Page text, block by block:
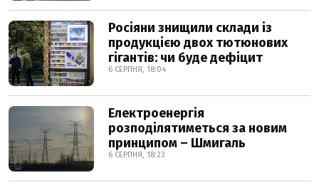
Росіяни знищили склади із
продукцією двох тютюнових
гігантів: чи буде дефіцит
6 СЕРПНЯ, 18:04
Електроенергія
розподілятиметься за новим
принципом – Шмигаль
6 СЕРПНЯ, 18:23